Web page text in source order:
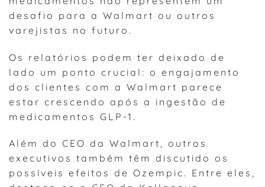
desafio para a Walmart ou outros
varejistas no futuro.
Os relatórios podem ter deixado de
lado um ponto crucial: o engajamento
dos clientes com a Walmart parece
estar crescendo após a ingestão de
medicamentos GLP-1.
Além do CEO da Walmart, outros
executivos também têm discutido os
possíveis efeitos de Ozempic. Entre eles,